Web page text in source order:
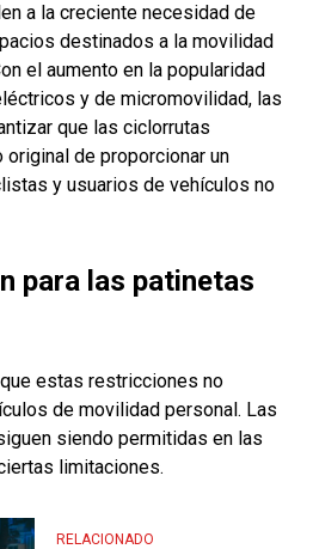
a la creciente necesidad de
destinados a la movilidad
el aumento en la popularidad
y de micromovilidad, las
que las ciclorrutas
de proporcionar un
y usuarios de vehículos no
para las patinetas
estas restricciones no
de movilidad personal. Las
siendo permitidas en las
limitaciones.
RELACIONADO